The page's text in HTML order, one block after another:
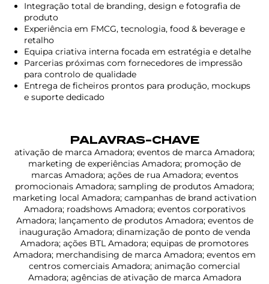
Integração total de branding, design e fotografia de
produto
Experiência em FMCG, tecnologia, food & beverage e
retalho
Equipa criativa interna focada em estratégia e detalhe
Parcerias próximas com fornecedores de impressão
para controlo de qualidade
Entrega de ficheiros prontos para produção, mockups
e suporte dedicado
PALAVRAS-CHAVE
ativação de marca Amadora; eventos de marca Amadora;
marketing de experiências Amadora; promoção de
marcas Amadora; ações de rua Amadora; eventos
promocionais Amadora; sampling de produtos Amadora;
marketing local Amadora; campanhas de brand activation
Amadora; roadshows Amadora; eventos corporativos
Amadora; lançamento de produtos Amadora; eventos de
inauguração Amadora; dinamização de ponto de venda
Amadora; ações BTL Amadora; equipas de promotores
Amadora; merchandising de marca Amadora; eventos em
centros comerciais Amadora; animação comercial
Amadora; agências de ativação de marca Amadora